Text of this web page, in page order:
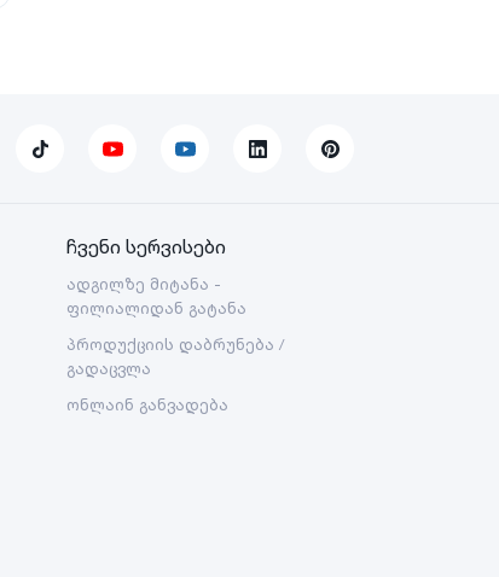
ჩვენი სერვისები
ადგილზე მიტანა -
ფილიალიდან გატანა
პროდუქციის დაბრუნება /
გადაცვლა
ონლაინ განვადება